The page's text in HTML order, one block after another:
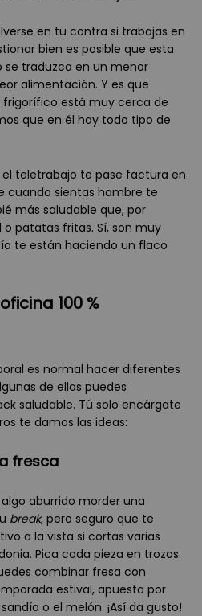
en tu contra si trabajas en
bien es posible que esta
traduzca en un menor
alimentación. Y es que
está muy cerca de
que en él hay todo tipo de
teletrabajo te pase factura en
cuando sientas hambre te
más saludable que, por
patatas fritas. Sí, son muy
te están haciendo un flaco
100 %
es normal hacer diferentes
de ellas puedes
saludable. Tú solo encárgate
te damos las ideas:
fresca
aburrido morder una
break, pero seguro que te
a la vista si cortas varias
Pica cada pieza en trozos
combinar fresa con
estival, apuesta por
o el melón. ¡Así da gusto!